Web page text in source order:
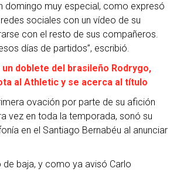
domingo muy especial, como expresó
sociales con un vídeo de su
con el resto de sus compañeros.
días de partidos”, escribió.
un doblete del brasileño Rodrygo,
al Athletic y se acerca al título
ovación por parte de su afición
vez en toda la temporada, sonó su
en el Santiago Bernabéu al anunciar
baja, y como ya avisó Carlo